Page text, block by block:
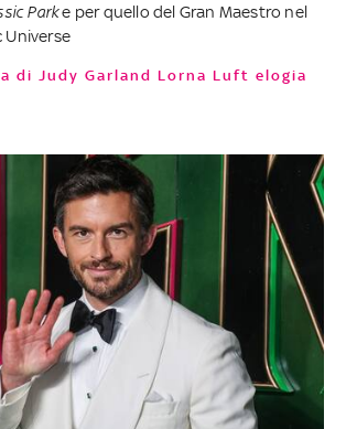
Parke per quello del Gran Maestro nel
Universe
di Judy Garland Lorna Luft elogia